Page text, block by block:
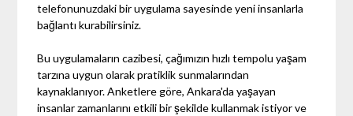
telefonunuzdaki bir uygulama sayesinde yeni insanlarla
bağlantı kurabilirsiniz.
Bu uygulamaların cazibesi, çağımızın hızlı tempolu yaşam
tarzına uygun olarak pratiklik sunmalarından
kaynaklanıyor. Anketlere göre, Ankara'da yaşayan
insanlar zamanlarını etkili bir şekilde kullanmak istiyor ve